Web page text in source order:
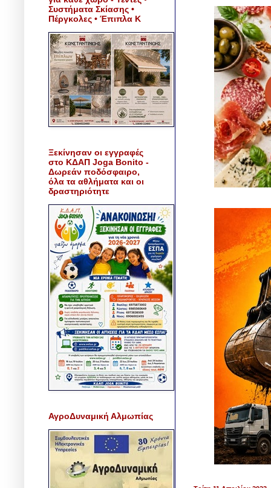
Συστήματα Σκίασης •
Πέργκολες • Έπιπλα Κ
Ξεκίνησαν οι εγγραφές
στο ΚΔΑΠ Joga Bonito -
Δωρεάν ποδόσφαιρο,
όλα τα αθλήματα και οι
δραστηριότητε
ΑγροΔυναμική Αλμωπίας